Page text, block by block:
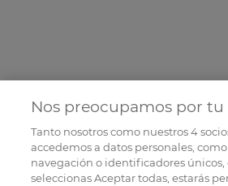
Nos preocupamos por
Tanto nosotros como nuestros4
accedemos a datos personales,
navegación o identificadores únicos,
seleccionas Aceptar todas, estarás